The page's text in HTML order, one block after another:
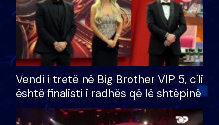
Vendi i tretë në Big Brother VIP 5, cili
është finalisti i radhës që lë shtëpinë